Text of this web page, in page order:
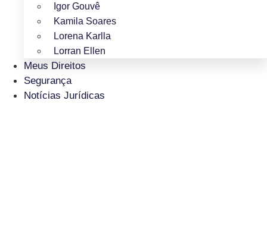
Igor Gouvê
Kamila Soares
Lorena Karlla
Lorran Ellen
Meus Direitos
Segurança
Notícias Jurídicas